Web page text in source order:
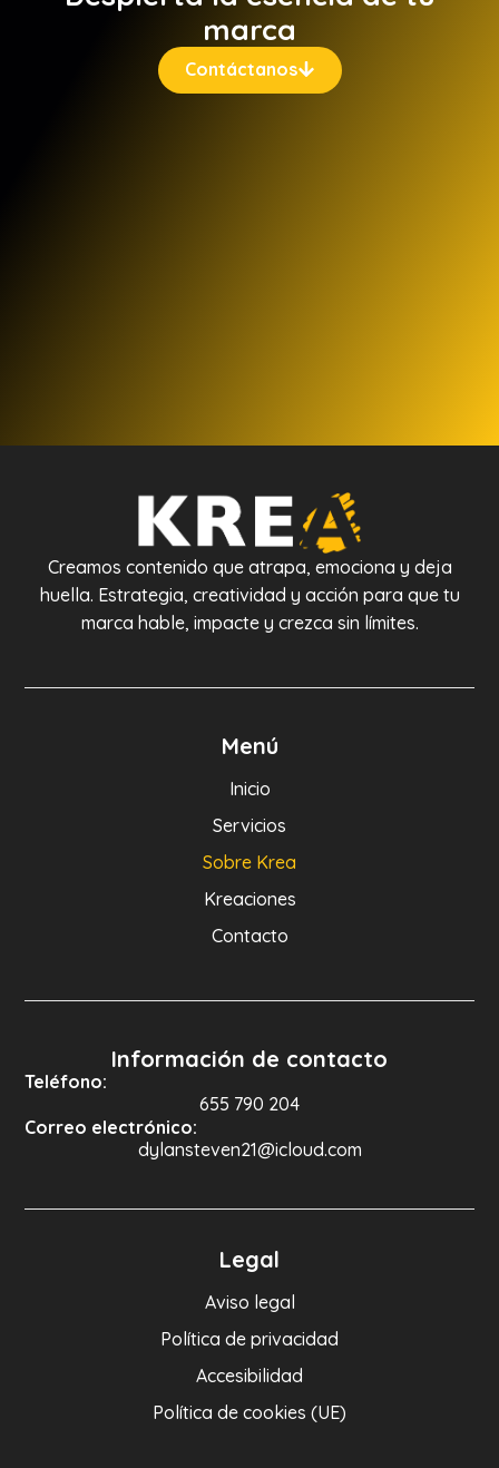
marca
Contáctanos
Creamos contenido que atrapa, emociona y deja
huella. Estrategia, creatividad y acción para que tu
marca hable, impacte y crezca sin límites.
Menú
Inicio
Servicios
Sobre Krea
Kreaciones
Contacto
Información de contacto
Teléfono:
655 790 204
Correo electrónico:
dylansteven21@icloud.com
Legal
Aviso legal
Política de privacidad
Accesibilidad
Política de cookies (UE)